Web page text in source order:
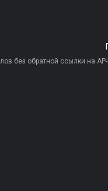
без обратной ссылки на